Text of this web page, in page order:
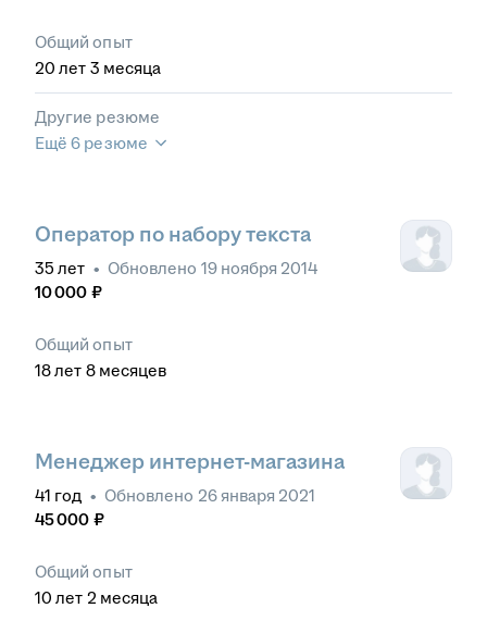
Общий опыт
20 лет 3 месяца
Другие резюме
Ещё 6 резюме
Оператор по набору текста
35 лет • Обновлено 19 ноября 2014
10 000 ₽
Общий опыт
18лет 8 месяцев
Менеджер интернет-магазина
41 год • Обновлено 26 января 2021
45 000 ₽
Общий опыт
10 лет 2 месяца